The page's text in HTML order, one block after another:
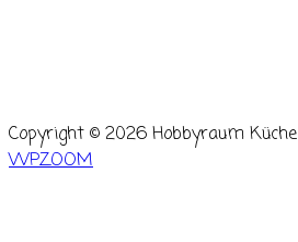
Copyright © 2026 Hobbyraum Küche
WPZOOM